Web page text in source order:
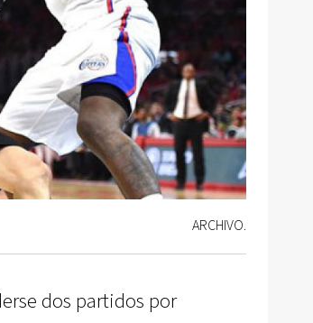
ARCHIVO.
dos partidos por